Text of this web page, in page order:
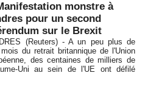
monstre à
pour un second
sur le Brexit
(Reuters) - A un peu plus de
du retrait britannique de l'Union
des centaines de milliers de
Uni au sein de l'UE ont défilé